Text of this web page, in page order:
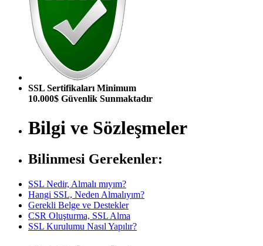
SSL Sertifikaları Minimum
10.000$ Güvenlik Sunmaktadır
Bilgi ve Sözleşmeler
Bilinmesi Gerekenler:
SSL Nedir, Almalı mıyım?
Hangi SSL, Neden Almalıyım?
Gerekli Belge ve Destekler
CSR Oluşturma, SSL Alma
SSL Kurulumu Nasıl Yapılır?